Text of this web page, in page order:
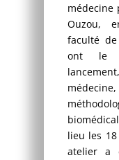
médecine
Ouzou,
faculté
ont le
lieu les
atelier a